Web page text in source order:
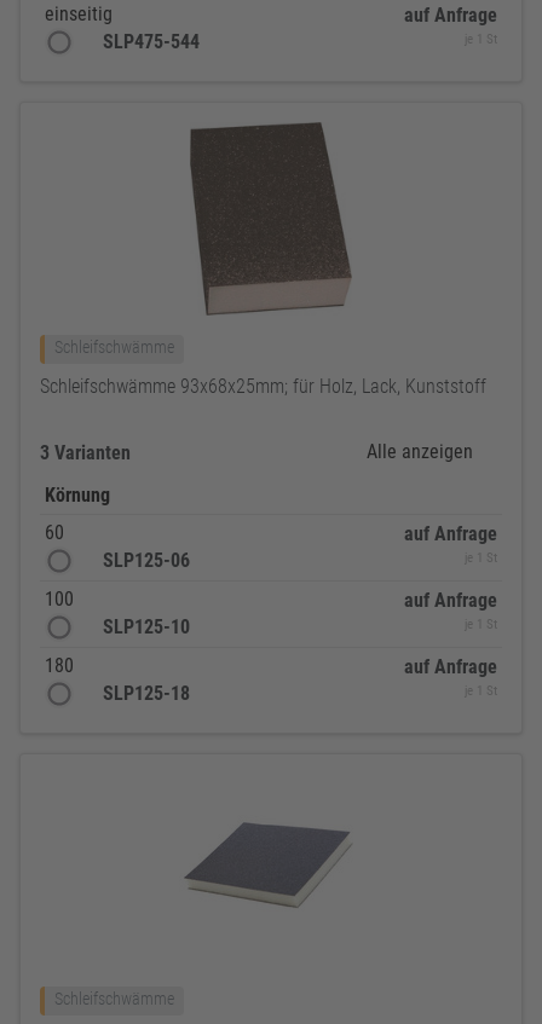
einseitig
SLP475-544
auf Anfrage
je 1 St
Schleifschwämme
Schleifschwämme 93x68x25mm; für Holz, Lack, Kunststoff
3 Varianten
Alle anzeigen
Körnung
60
SLP125-06
auf Anfrage
je 1 St
100
SLP125-10
auf Anfrage
je 1 St
180
SLP125-18
auf Anfrage
je 1 St
Schleifschwämme